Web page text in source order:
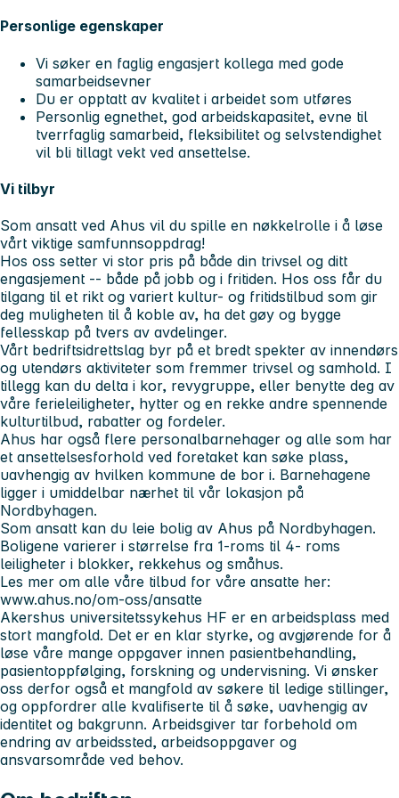
Personlige egenskaper
Vi søker en faglig engasjert kollega med gode
samarbeidsevner
Du er opptatt av kvalitet i arbeidet som utføres
Personlig egnethet, god arbeidskapasitet, evne til
tverrfaglig samarbeid, fleksibilitet og selvstendighet
vil bli tillagt vekt ved ansettelse.
Vi tilbyr
Som ansatt ved Ahus vil du spille en nøkkelrolle i å løse
vårt viktige samfunnsoppdrag!
Hos oss setter vi stor pris på både din trivsel og ditt
engasjement -- både på jobb og i fritiden. Hos oss får du
tilgang til et rikt og variert kultur- og fritidstilbud som gir
deg muligheten til å koble av, ha det gøy og bygge
fellesskap på tvers av avdelinger.
Vårt bedriftsidrettslag byr på et bredt spekter av innendørs
og utendørs aktiviteter som fremmer trivsel og samhold. I
tillegg kan du delta i kor, revygruppe, eller benytte deg av
våre ferieleiligheter, hytter og en rekke andre spennende
kulturtilbud, rabatter og fordeler.
Ahus har også flere personalbarnehager og alle som har
et ansettelsesforhold ved foretaket kan søke plass,
uavhengig av hvilken kommune de bor i. Barnehagene
ligger i umiddelbar nærhet til vår lokasjon på
Nordbyhagen.
Som ansatt kan du leie bolig av Ahus på Nordbyhagen.
Boligene varierer i størrelse fra 1-roms til 4- roms
leiligheter i blokker, rekkehus og småhus.
Les mer om alle våre tilbud for våre ansatte her:
www.ahus.no/om-oss/ansatte
Akershus universitetssykehus HF er en arbeidsplass med
stort mangfold. Det er en klar styrke, og avgjørende for å
løse våre mange oppgaver innen pasientbehandling,
pasientoppfølging, forskning og undervisning. Vi ønsker
oss derfor også et mangfold av søkere til ledige stillinger,
og oppfordrer alle kvalifiserte til å søke, uavhengig av
identitet og bakgrunn. Arbeidsgiver tar forbehold om
endring av arbeidssted, arbeidsoppgaver og
ansvarsområde ved behov.